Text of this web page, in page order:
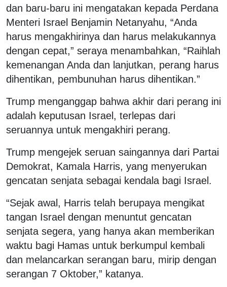
dan baru-baru ini mengatakan kepada Perdana
Menteri Israel Benjamin Netanyahu, “Anda
harus mengakhirinya dan harus melakukannya
dengan cepat,” seraya menambahkan, “Raihlah
kemenangan Anda dan lanjutkan, perang harus
dihentikan, pembunuhan harus dihentikan.”
Trump menganggap bahwa akhir dari perang ini
adalah keputusan Israel, terlepas dari
seruannya untuk mengakhiri perang.
Trump mengejek seruan saingannya dari Partai
Demokrat, Kamala Harris, yang menyerukan
gencatan senjata sebagai kendala bagi Israel.
“Sejak awal, Harris telah berupaya mengikat
tangan Israel dengan menuntut gencatan
senjata segera, yang hanya akan memberikan
waktu bagi Hamas untuk berkumpul kembali
dan melancarkan serangan baru, mirip dengan
serangan 7 Oktober,” katanya.